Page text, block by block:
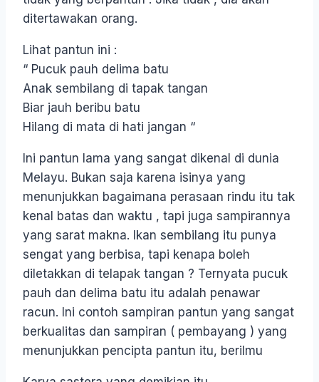
ditertawakan orang.
Lihat pantun ini :
“ Pucuk pauh delima batu
Anak sembilang di tapak tangan
Biar jauh beribu batu
Hilang di mata di hati jangan “
Ini pantun lama yang sangat dikenal di dunia
Melayu. Bukan saja karena isinya yang
menunjukkan bagaimana perasaan rindu itu tak
kenal batas dan waktu , tapi juga sampirannya
yang sarat makna. Ikan sembilang itu punya
sengat yang berbisa, tapi kenapa boleh
diletakkan di telapak tangan ? Ternyata pucuk
pauh dan delima batu itu adalah penawar
racun. Ini contoh sampiran pantun yang sangat
berkualitas dan sampiran ( pembayang ) yang
menunjukkan pencipta pantun itu, berilmu